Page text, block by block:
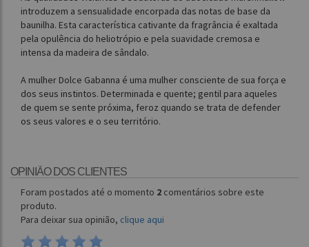
introduzem a sensualidade encorpada das notas de base da
baunilha. Esta característica cativante da fragrância é exaltada
pela opulência do heliotrópio e pela suavidade cremosa e
intensa da madeira de sândalo.
A mulher Dolce Gabanna é uma mulher consciente de sua força e
dos seus instintos. Determinada e quente; gentil para aqueles
de quem se sente próxima, feroz quando se trata de defender
os seus valores e o seu território.
OPINIÃO DOS CLIENTES
Foram postados até o momento 2 comentários sobre este
produto.
Para deixar sua opinião, clique aqui